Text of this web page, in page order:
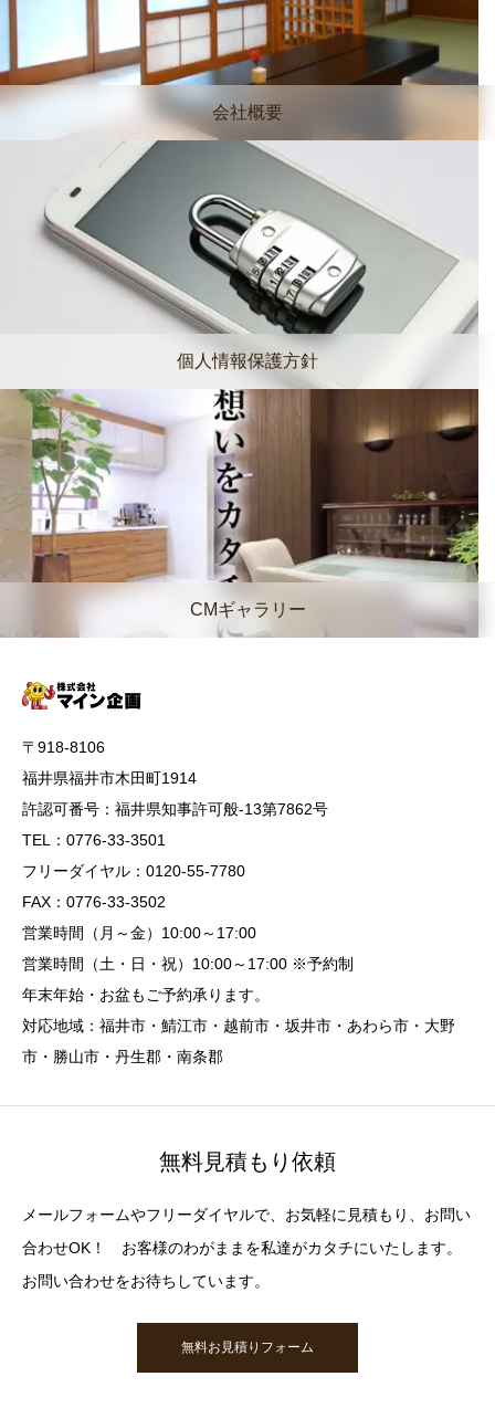
会社概要
個人情報保護方針
CMギャラリー
〒918-8106
福井県福井市木田町1914
許認可番号：福井県知事許可般-13第7862号
TEL：0776-33-3501
フリーダイヤル：0120-55-7780
FAX：0776-33-3502
営業時間（月～金）10:00～17:00
営業時間（土・日・祝）10:00～17:00 ※予約制
年末年始・お盆もご予約承ります。
対応地域：福井市・鯖江市・越前市・坂井市・あわら市・大野
市・勝山市・丹生郡・南条郡
無料見積もり依頼
メールフォームやフリーダイヤルで、お気軽に見積もり、お問い
合わせOK！ お客様のわがままを私達がカタチにいたします。
お問い合わせをお待ちしています。
無料お見積りフォーム